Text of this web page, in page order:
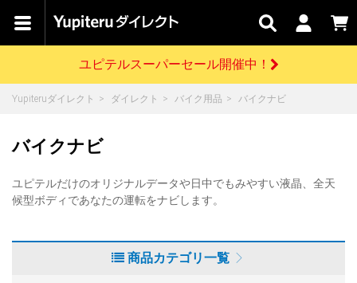
カテゴリで
キャン
ペーン
関連
サービス
お問い
合わせ
はじめての
ドライブレコーダー
WEB限定モデル
GPSデータ更新のお申込はこちら
開催中のキャンペーン
で】ユピテルスーパ
ーセール開催
お買い物ガイド
各種ご利用方法はこちら
お問い合わせ前のご確認はこちら
お問い合わせ
ログインする
Yupiteruダイレクトの商品を
会員価格やポイントを利用してご購入頂けます
ユピテルスーパーセール開催中！
Yupiteruダイレクト ダイレクト バイク用品 バイクナビ
バイクナビ
ユピテルだけのオリジナルデータや日中でもみやすい液晶、全天
候型ボディであなたの運転をナビします。
商品カテゴリ一覧